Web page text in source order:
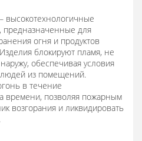
высокотехнологичные
предназначенные для
огня и продуктов
блокируют пламя, не
обеспечивая условия
людей из помещений.
в течение
времени, позволяя пожарным
возгорания и ликвидировать